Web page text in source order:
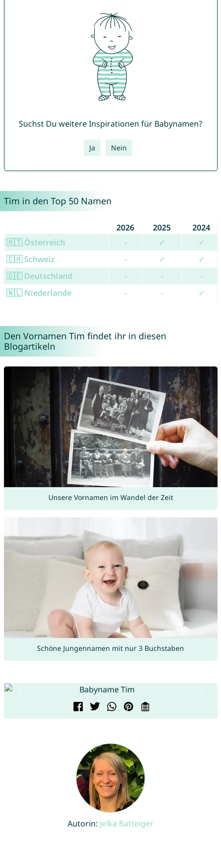
Suchst Du weitere Inspirationen für Babynamen?
Ja Nein
Tim in den Top 50 Namen
2026 2025
2024
🇦🇹 Österreich
- ✓
✓
🇨🇭 Schweiz
- ✓
✓
🇩🇪 Deutschland
- -
-
🇳🇱 Niederlande
- - ✓
Den Vornamen Tim findet ihr in diesen
Blogartikeln
Unsere Vornamen im Wandel der Zeit
Schöne Jungennamen mit nur 3 Buchstaben
Autorin: Jelka Batteiger